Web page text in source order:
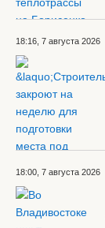
18:16, 7 августа 2026
18:00, 7 августа 2026